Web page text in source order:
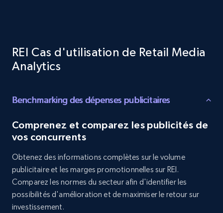
175+ Commencer
Target - Discover products by category url
Rating, Reviews count, Initial price, Discount,
and more.
1.3K+ 175+ Commencer
Target - Discover products by specified
REI Cas d'utilisation de Retail Media
Analytics
Benchmarking des dépenses publicitaires
Comprenez et comparez les publicités de
vos concurrents
Obtenez des informations complètes sur le volume
publicitaire et les marges promotionnelles sur REI.
Comparez les normes du secteur afin d'identifier les
possibilités d'amélioration et de maximiser le retour sur
investissement.